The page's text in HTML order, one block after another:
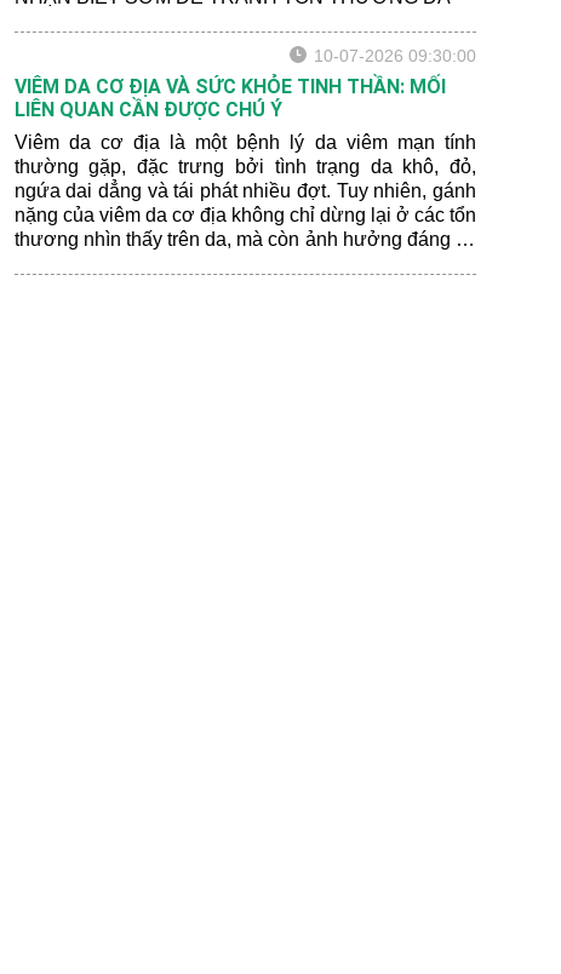
10-07-2026 09:30:00
VIÊM DA CƠ ĐỊA VÀ SỨC KHỎE TINH THẦN: MỐI
LIÊN QUAN CẦN ĐƯỢC CHÚ Ý
Viêm da cơ địa là một bệnh lý da viêm mạn tính
thường gặp, đặc trưng bởi tình trạng da khô, đỏ,
ngứa dai dẳng và tái phát nhiều đợt. Tuy nhiên, gánh
nặng của viêm da cơ địa không chỉ dừng lại ở các tổn
thương nhìn thấy trên da, mà còn ảnh hưởng đáng kể